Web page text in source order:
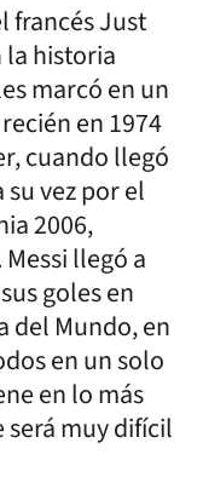
francés Just
la historia
marcó en un
en 1974
cuando llegó
vez por el
2006,
llegó a
goles en
del Mundo, en
en un solo
en lo más
muy difícil